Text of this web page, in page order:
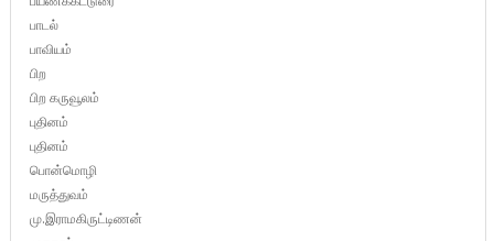
பாடல்
பாவியம்
பிற
பிற கருவூலம்
புதினம்
புதினம்
பொன்மொழி
மருத்துவம்
மு.இராமகிருட்டிணன்